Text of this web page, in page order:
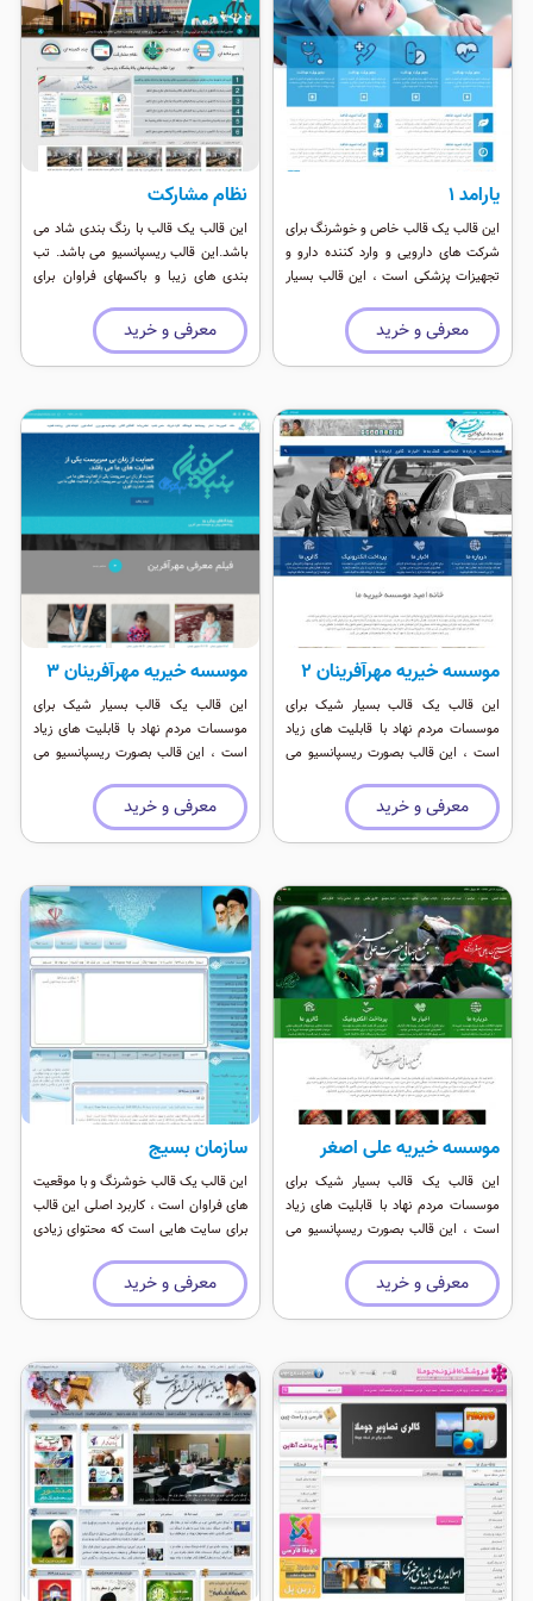
یارامد 1
این قالب یک قالب خاص و خوشرنگ برای
شرکت های دارویی و وارد کننده دارو و
تجهیزات پزشکی است ، این قالب بسیار
نیاز های شما در این قالب دیده شده و به
شما کمک می کند تا بتوانید تمامی
محصولات و خدمات خود بهمراه مشتریان
معرفی و خرید
نظام مشارکت
این قالب یک قالب با رنگ بندی شاد می
باشد.این قالب ریسپانسیو می باشد. تب
بندی های زیبا و باکسهای فراوان برای
کاربردی می باشد.
معرفی و خرید
موسسه خیریه مهرآفرینان 2
این قالب یک قالب بسیار شیک برای
موسسات مردم نهاد با قابلیت های زیاد
است ، این قالب بصورت ریسپانسیو می
معرفی و خرید
موسسه خیریه مهرآفرینان 3
این قالب یک قالب بسیار شیک برای
موسسات مردم نهاد با قابلیت های زیاد
است ، این قالب بصورت ریسپانسیو می
معرفی و خرید
موسسه خیریه علی اصغر
این قالب یک قالب بسیار شیک برای
موسسات مردم نهاد با قابلیت های زیاد
است ، این قالب بصورت ریسپانسیو می
معرفی و خرید
سازمان بسیج
این قالب یک قالب خوشرنگ و با موقعیت
های فراوان است ، کاربرد اصلی این قالب
برای سایت هایی است که محتوای زیادی
شوند. معرفی و خرید